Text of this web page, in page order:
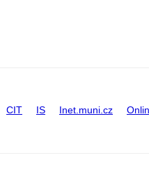
CIT IS Inet.muni.cz